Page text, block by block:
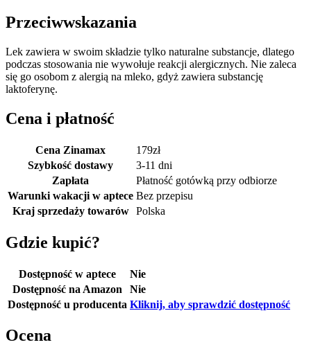
Przeciwwskazania
Lek zawiera w swoim składzie tylko naturalne substancje, dlatego
podczas stosowania nie wywołuje reakcji alergicznych. Nie zaleca
się go osobom z alergią na mleko, gdyż zawiera substancję
laktoferynę.
Cena i płatność
Cena Zinamax 179zł
Szybkość dostawy
3-11 dni
Zapłata
Płatność gotówką przy odbiorze
Warunki wakacji w aptece Bez przepisu
Kraj sprzedaży towarów
Polska
Gdzie kupić?
Dostępność w aptece
Nie
Dostępność na Amazon
Nie
Dostępność u producenta Kliknij, aby sprawdzić dostępność
Ocena